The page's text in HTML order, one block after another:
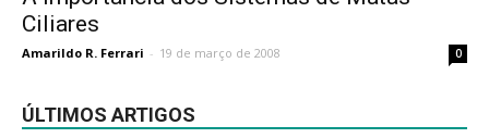
Ciliares
Amarildo R. Ferrari - 19 de março de 2008 0
ÚLTIMOS ARTIGOS